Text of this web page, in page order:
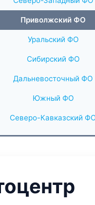
Приволжский ФО
Уральский ФО
Сибирский ФО
Дальневосточный ФО
Южный ФО
Северо-Кавказский